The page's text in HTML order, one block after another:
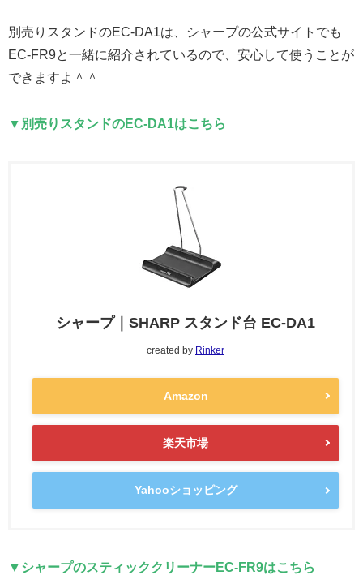
別売りスタンドのEC-DA1は、シャープの公式サイトでも
EC-FR9と一緒に紹介されているので、安心して使うことが
できますよ＾＾
▼別売りスタンドのEC-DA1はこちら
シャープ｜SHARP スタンド台 EC-DA1
created by Rinker
Amazon
楽天市場
Yahooショッピング
▼シャープのスティッククリーナーEC-FR9はこちら